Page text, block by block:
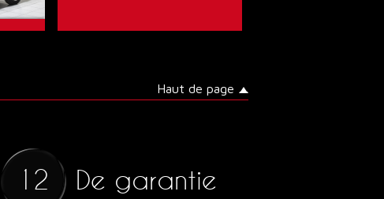
Haut de page
12 De garantie